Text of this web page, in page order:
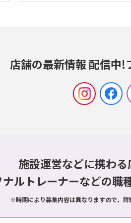
店舗の最新情報 配信中!
施設運営などに携わ
ルトレーナーなどの職
※時期により募集内容は異なりますので、詳